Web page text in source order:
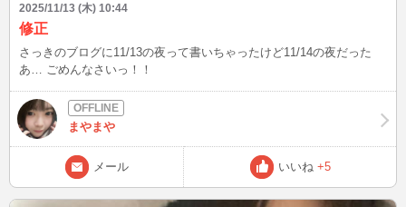
2025/11/13 (木) 10:44
修正
さっきのブログに11/13の夜って書いちゃったけど11/14の夜だった
あ… ごめんなさいっ！！
まやまや
メール いいね +5